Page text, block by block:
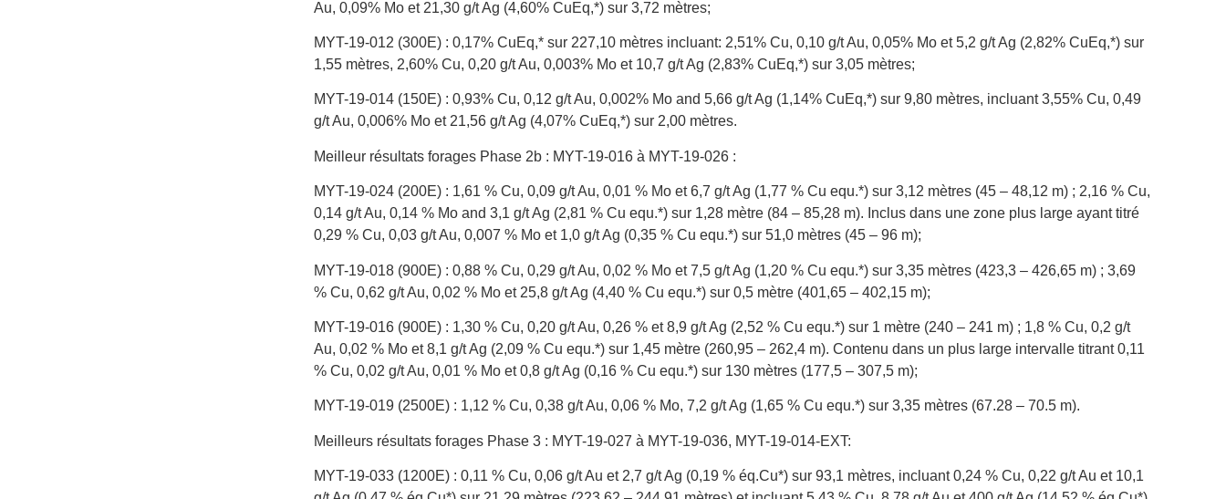
Au, 0,09% Mo et 21,30 g/t Ag (4,60% CuEq,*) sur 3,72 mètres;
MYT-19-012 (300E) : 0,17% CuEq,* sur 227,10 mètres incluant: 2,51% Cu, 0,10 g/t Au, 0,05% Mo et 5,2 g/t Ag (2,82% CuEq,*) sur
1,55 mètres, 2,60% Cu, 0,20 g/t Au, 0,003% Mo et 10,7 g/t Ag (2,83% CuEq,*) sur 3,05 mètres;
MYT-19-014 (150E) : 0,93% Cu, 0,12 g/t Au, 0,002% Mo and 5,66 g/t Ag (1,14% CuEq,*) sur 9,80 mètres, incluant 3,55% Cu, 0,49
g/t Au, 0,006% Mo et 21,56 g/t Ag (4,07% CuEq,*) sur 2,00 mètres.
Meilleur résultats forages Phase 2b : MYT-19-016 à MYT-19-026 :
MYT-19-024 (200E) : 1,61 % Cu, 0,09 g/t Au, 0,01 % Mo et 6,7 g/t Ag (1,77 % Cu equ.*) sur 3,12 mètres (45 – 48,12 m) ; 2,16 % Cu,
0,14 g/t Au, 0,14 % Mo and 3,1 g/t Ag (2,81 % Cu equ.*) sur 1,28 mètre (84 – 85,28 m). Inclus dans une zone plus large ayant titré
0,29 % Cu, 0,03 g/t Au, 0,007 % Mo et 1,0 g/t Ag (0,35 % Cu equ.*) sur 51,0 mètres (45 – 96 m);
MYT-19-018 (900E) : 0,88 % Cu, 0,29 g/t Au, 0,02 % Mo et 7,5 g/t Ag (1,20 % Cu equ.*) sur 3,35 mètres (423,3 – 426,65 m) ; 3,69
% Cu, 0,62 g/t Au, 0,02 % Mo et 25,8 g/t Ag (4,40 % Cu equ.*) sur 0,5 mètre (401,65 – 402,15 m);
MYT-19-016 (900E) : 1,30 % Cu, 0,20 g/t Au, 0,26 % et 8,9 g/t Ag (2,52 % Cu equ.*) sur 1 mètre (240 – 241 m) ; 1,8 % Cu, 0,2 g/t
Au, 0,02 % Mo et 8,1 g/t Ag (2,09 % Cu equ.*) sur 1,45 mètre (260,95 – 262,4 m). Contenu dans un plus large intervalle titrant 0,11
% Cu, 0,02 g/t Au, 0,01 % Mo et 0,8 g/t Ag (0,16 % Cu equ.*) sur 130 mètres (177,5 – 307,5 m);
MYT-19-019 (2500E) : 1,12 % Cu, 0,38 g/t Au, 0,06 % Mo, 7,2 g/t Ag (1,65 % Cu equ.*) sur 3,35 mètres (67.28 – 70.5 m).
Meilleurs résultats forages Phase 3 : MYT-19-027 à MYT-19-036, MYT-19-014-EXT:
MYT-19-033 (1200E) : 0,11 % Cu, 0,06 g/t Au et 2,7 g/t Ag (0,19 % éq.Cu*) sur 93,1 mètres, incluant 0,24 % Cu, 0,22 g/t Au et 10,1